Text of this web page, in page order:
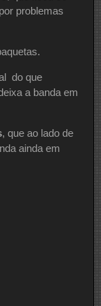
problemas
do que
a banda em
, que ao lado de
ainda em